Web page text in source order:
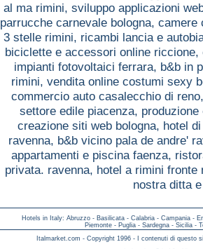
al ma rimini, sviluppo applicazioni
parrucche carnevale bologna, camere
3 stelle rimini, ricambi lancia e
biciclette e accessori online riccione,
impianti fotovoltaici ferrara, b&b in
rimini, vendita online costumi sexy
commercio auto casalecchio di
settore edile piacenza,
creazione siti web bologna, hotel
ravenna, b&b vicino pala de andre'
appartamenti e piscina faenza,
privata. ravenna, hotel a rimini
nostra ditta
Hotels in Italy: Abruzzo - Basilicata - Calabria - Campania -
Piemonte- Puglia- Sardegna- Sicilia-
Italmarket.com - Copyright 1996 - I contenuti di questo